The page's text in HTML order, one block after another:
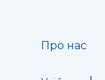
Про нас